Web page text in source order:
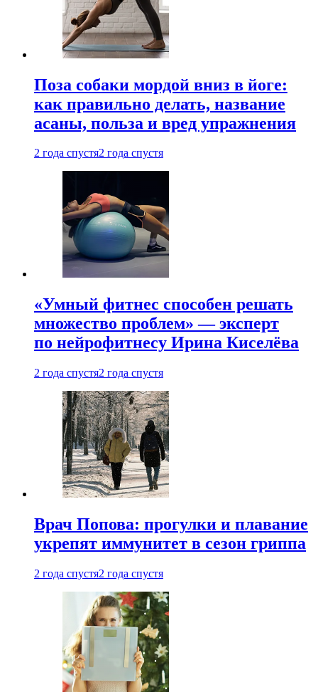
Поза собаки мордой вниз в йоге:
как правильно делать, название
асаны, польза и вред упражнения
2 года спустя2 года спустя
«Умный фитнес способен решать
множество проблем» — эксперт
по нейрофитнесу Ирина Киселёва
2 года спустя2 года спустя
Врач Попова: прогулки и плавание
укрепят иммунитет в сезон гриппа
2 года спустя2 года спустя